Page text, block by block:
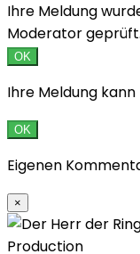
Ihre Meldung
Moderator geprüft.
OK
Ihre Meldung
OK
Eigenen
×